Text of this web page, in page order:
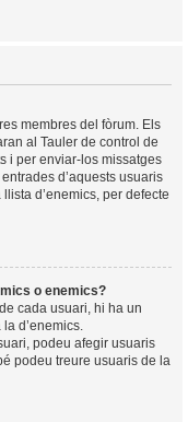
membres del fòrum. Els
al Tauler de control de
i per enviar-los missatges
d’aquests usuaris
d’enemics, per defecte
o enemics?
cada usuari, hi ha un
d’enemics.
podeu afegir usuaris
podeu treure usuaris de la